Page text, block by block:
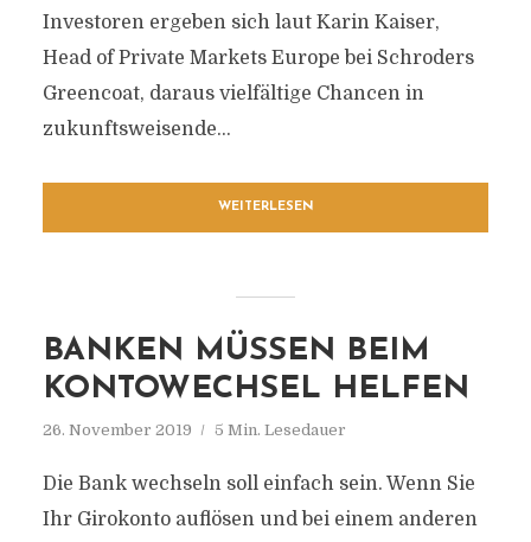
Investoren ergeben sich laut Karin Kaiser,
Head of Private Markets Europe bei Schroders
Greencoat, daraus vielfältige Chancen in
zukunftsweisende...
WEITERLESEN
BANKEN MÜSSEN BEIM
KONTOWECHSEL HELFEN
26. November 2019 5 Min. Lesedauer
Die Bank wechseln soll einfach sein. Wenn Sie
Ihr Girokonto auflösen und bei einem anderen